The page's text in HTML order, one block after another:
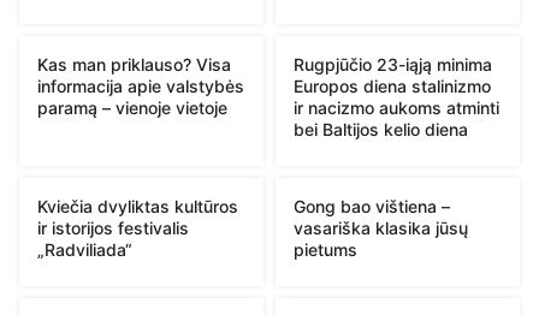
Kas man priklauso? Visa
informacija apie valstybės
paramą – vienoje vietoje
Rugpjūčio 23-iąją minima
Europos diena stalinizmo
ir nacizmo aukoms atminti
bei Baltijos kelio diena
Kviečia dvyliktas kultūros
ir istorijos festivalis
„Radviliada“
Gong bao vištiena –
vasariška klasika jūsų
pietums